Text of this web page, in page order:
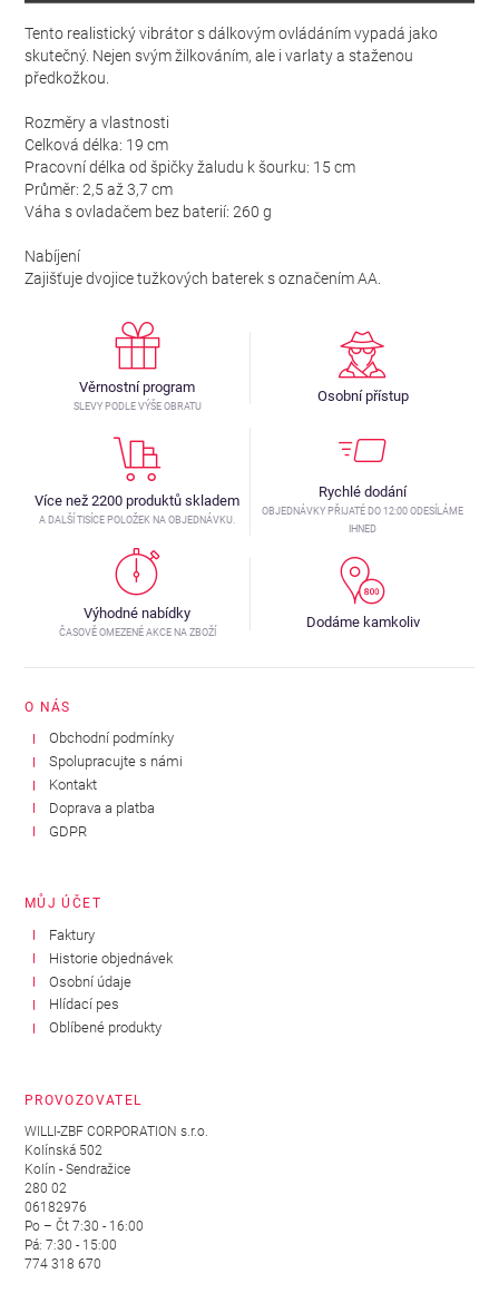
Tento realistický vibrátor s dálkovým ovládáním vypadá jako
skutečný. Nejen svým žilkováním, ale i varlaty a staženou
předkožkou.
Rozměry a vlastnosti
Celková délka: 19 cm
Pracovní délka od špičky žaludu k šourku: 15 cm
Průměr: 2,5 až 3,7 cm
Váha s ovladačem bez baterií: 260 g
Nabíjení
Zajišťuje dvojice tužkových baterek s označením AA.
Věrnostní program
SLEVY PODLE VÝŠE OBRATU
Osobní přístup
Více než 2200 produktů skladem
A DALŠÍ TISÍCE POLOŽEK NA OBJEDNÁVKU.
Rychlé dodání
OBJEDNÁVKY PŘIJATÉ DO 12:00 ODESÍLÁME
IHNED
Výhodné nabídky
ČASOVĚ OMEZENÉ AKCE NA ZBOŽÍ
Dodáme kamkoliv
O NÁS
Obchodní podmínky
Spolupracujte s námi
Kontakt
Doprava a platba
GDPR
MŮJ ÚČET
Faktury
Historie objednávek
Osobní údaje
Hlídací pes
Oblíbené produkty
PROVOZOVATEL
WILLI-ZBF CORPORATION s.r.o.
Kolínská 502
Kolín - Sendražice
280 02
06182976
Po – Čt 7:30 - 16:00
Pá: 7:30 - 15:00
774 318 670